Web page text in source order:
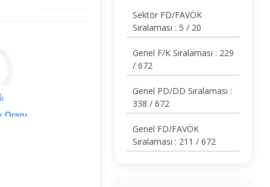
Oranı
Sektör FD/FAVÖK
Sıralaması : 5 / 20
Genel F/K Sıralaması : 229
/ 672
Genel PD/DD Sıralaması :
338 / 672
Genel FD/FAVÖK
Sıralaması : 211 / 672